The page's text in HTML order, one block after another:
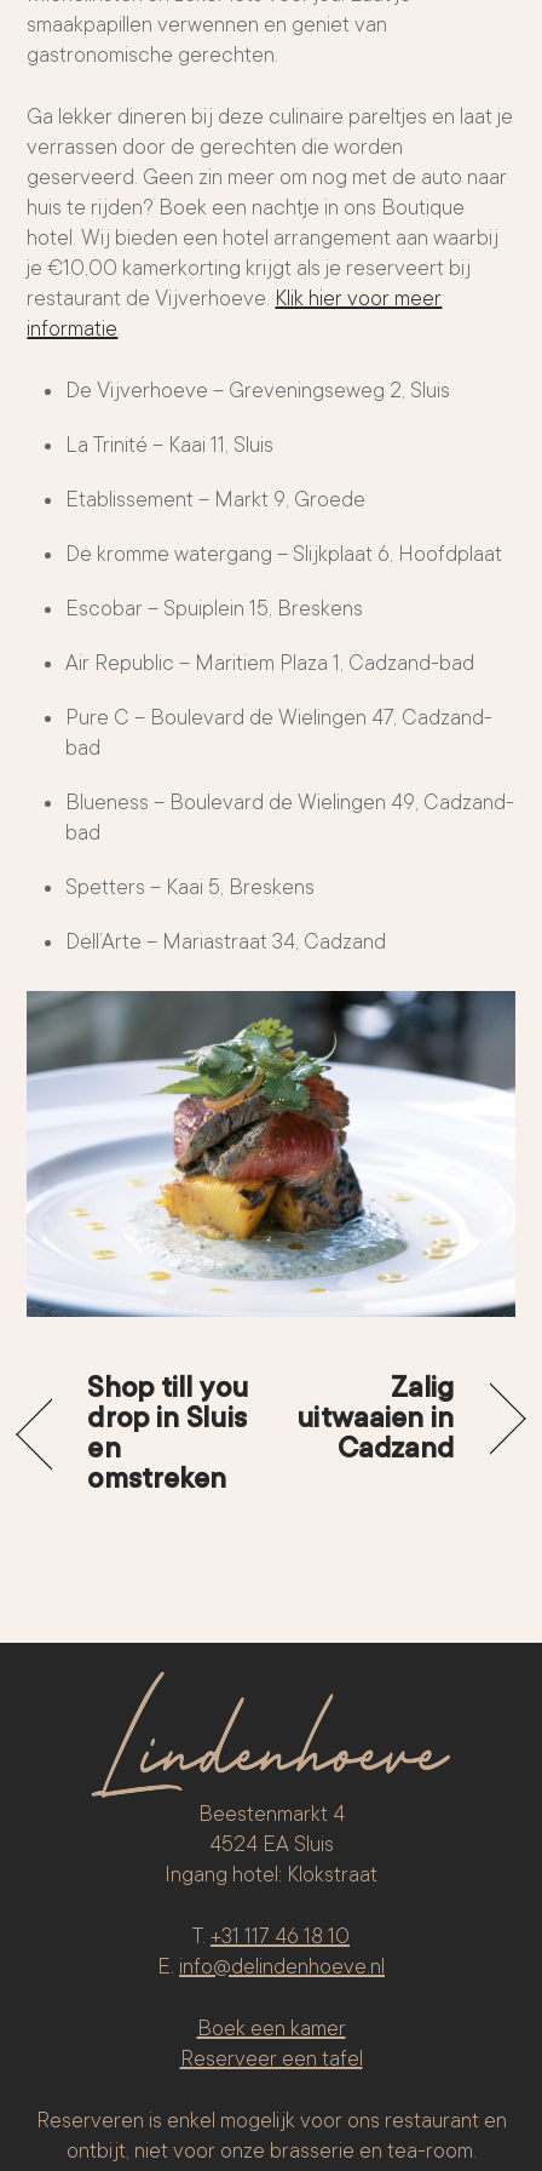
smaakpapillen verwennen en geniet van
gastronomische gerechten.
Ga lekker dineren bij deze culinaire pareltjes en laat je
verrassen door de gerechten die worden
geserveerd. Geen zin meer om nog met de auto naar
huis te rijden? Boek een nachtje in ons Boutique
hotel. Wij bieden een hotel arrangement aan waarbij
je €10,00 kamerkorting krijgt als je reserveert bij
restaurant de Vijverhoeve. Klik hier voor meer
informatie.
De Vijverhoeve – Greveningseweg 2, Sluis
La Trinité – Kaai 11, Sluis
Etablissement – Markt 9, Groede
De kromme watergang – Slijkplaat 6, Hoofdplaat
Escobar – Spuiplein 15, Breskens
Air Republic – Maritiem Plaza 1, Cadzand-bad
Pure C – Boulevard de Wielingen 47, Cadzand-
bad
Blueness – Boulevard de Wielingen 49, Cadzand-
bad
Spetters – Kaai 5, Breskens
Dell’Arte – Mariastraat 34, Cadzand
Shop till you
drop in Sluis
en
omstreken
Zalig
uitwaaien in
Cadzand
Beestenmarkt 4
4524 EA Sluis
Ingang hotel: Klokstraat
T. +31 117 46 18 10
E. info@delindenhoeve.nl
Boek een kamer
Reserveer een tafel
Reserveren is enkel mogelijk voor ons restaurant en
ontbijt, niet voor onze brasserie en tea-room.